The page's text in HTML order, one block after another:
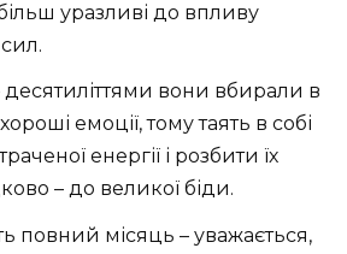
уразливі до впливу
десятиліттями вони вбирали в
емоції, тому таять в собі
енергії і розбити їх
– до великої біди.
повний місяць – уважається,